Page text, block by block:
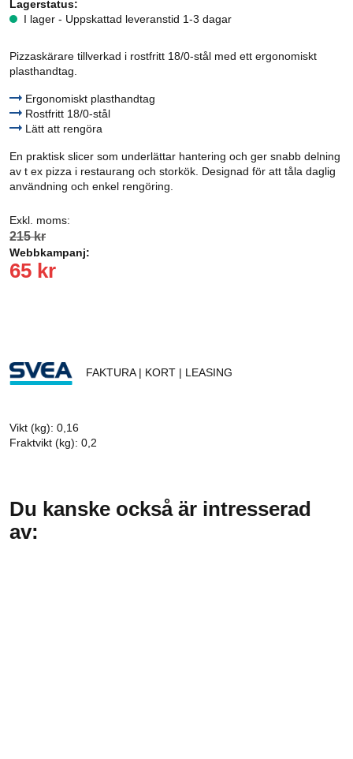
Lagerstatus:
I lager - Uppskattad leveranstid 1-3 dagar
Pizzaskärare tillverkad i rostfritt 18/0-stål med ett ergonomiskt
plasthandtag.
Ergonomiskt plasthandtag
Rostfritt 18/0-stål
Lätt att rengöra
En praktisk slicer som underlättar hantering och ger snabb delning
av t ex pizza i restaurang och storkök. Designad för att tåla daglig
användning och enkel rengöring.
Exkl. moms:
215 kr
Webbkampanj:
65 kr
FAKTURA | KORT | LEASING
Vikt (kg): 0,16
Fraktvikt (kg): 0,2
Du kanske också är intresserad
av: